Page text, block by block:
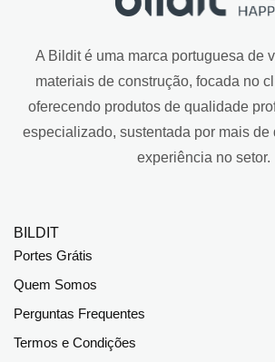
A Bildit é uma marca portuguesa de
materiais de construção, focada no
oferecendo produtos de qualidade
especializado, sustentada por mais de
experiência no setor.
BILDIT
Portes Grátis
Quem Somos
Perguntas Frequentes
Termos e Condições